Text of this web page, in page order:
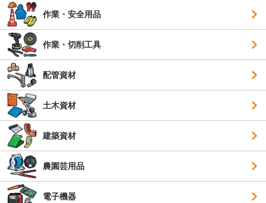
作業・安全用品
作業・切削工具
配管資材
土木資材
建築資材
農園芸用品
電子機器